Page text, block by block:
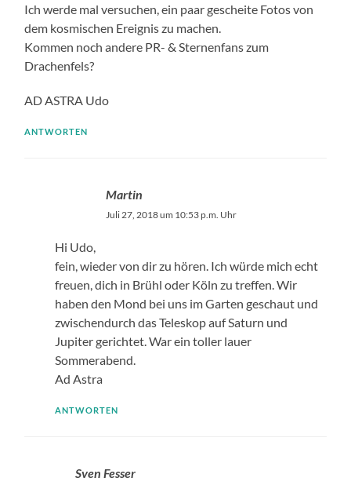
Ich werde mal versuchen, ein paar gescheite Fotos von
dem kosmischen Ereignis zu machen.
Kommen noch andere PR- & Sternenfans zum
Drachenfels?
AD ASTRA Udo
ANTWORTEN
Martin
Juli 27, 2018 um 10:53 p.m. Uhr
Hi Udo,
fein, wieder von dir zu hören. Ich würde mich echt
freuen, dich in Brühl oder Köln zu treffen. Wir
haben den Mond bei uns im Garten geschaut und
zwischendurch das Teleskop auf Saturn und
Jupiter gerichtet. War ein toller lauer
Sommerabend.
Ad Astra
ANTWORTEN
Sven Fesser